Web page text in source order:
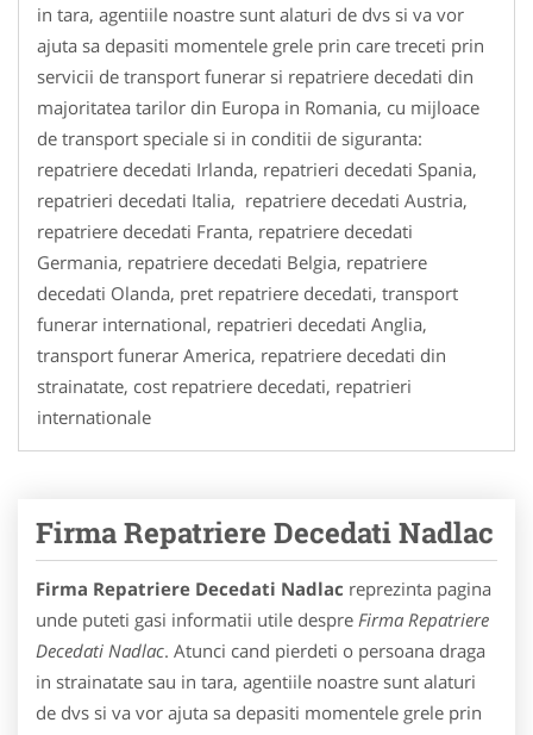
in tara, agentiile noastre sunt alaturi de dvs si va vor
ajuta sa depasiti momentele grele prin care treceti prin
servicii de transport funerar si repatriere decedati din
majoritatea tarilor din Europa in Romania, cu mijloace
de transport speciale si in conditii de siguranta:
repatriere decedati Irlanda, repatrieri decedati Spania,
repatrieri decedati Italia, repatriere decedati Austria,
repatriere decedati Franta, repatriere decedati
Germania, repatriere decedati Belgia, repatriere
decedati Olanda, pret repatriere decedati, transport
funerar international, repatrieri decedati Anglia,
transport funerar America, repatriere decedati din
strainatate, cost repatriere decedati, repatrieri
internationale
Firma Repatriere Decedati Nadlac
Firma Repatriere Decedati Nadlac reprezinta pagina
unde puteti gasi informatii utile despre Firma Repatriere
Decedati Nadlac. Atunci cand pierdeti o persoana draga
in strainatate sau in tara, agentiile noastre sunt alaturi
de dvs si va vor ajuta sa depasiti momentele grele prin